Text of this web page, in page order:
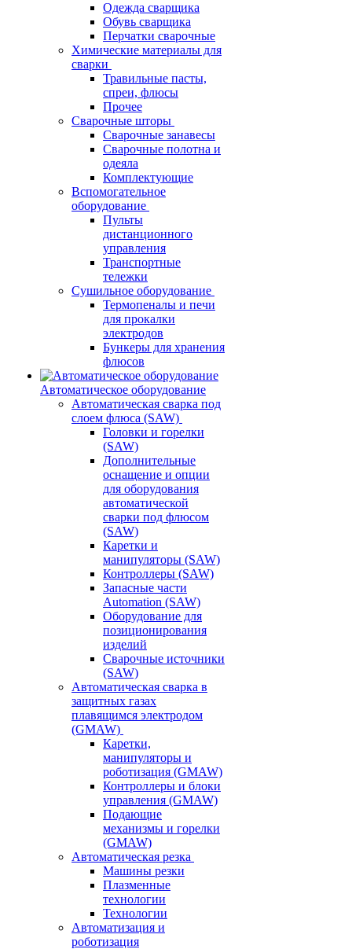
Одежда сварщика
Обувь сварщика
Перчатки сварочные
Химические материалы для
сварки
Травильные пасты,
спреи, флюсы
Прочее
Сварочные шторы
Сварочные занавесы
Сварочные полотна и
одеяла
Комплектующие
Вспомогательное
оборудование
Пульты
дистанционного
управления
Транспортные
тележки
Сушильное оборудование
Термопеналы и печи
для прокалки
электродов
Бункеры для хранения
флюсов
Автоматическое оборудование
Автоматическая сварка под
слоем флюса (SAW)
Головки и горелки
(SAW)
Дополнительные
оснащение и опции
для оборудования
автоматической
сварки под флюсом
(SAW)
Каретки и
манипуляторы (SAW)
Контроллеры (SAW)
Запасные части
Automation (SAW)
Оборудование для
позиционирования
изделий
Сварочные источники
(SAW)
Автоматическая сварка в
защитных газах
плавящимся электродом
(GMAW)
Каретки,
манипуляторы и
роботизация (GMAW)
Контроллеры и блоки
управления (GMAW)
Подающие
механизмы и горелки
(GMAW)
Автоматическая резка
Машины резки
Плазменные
технологии
Технологии
Автоматизация и
роботизация